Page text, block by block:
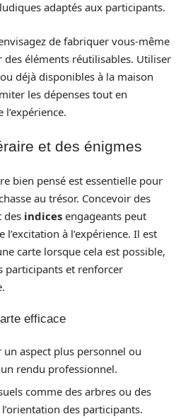
adaptés aux participants.
de fabriquer vous-même
des éléments réutilisables. Utiliser
déjà disponibles à la maison
les dépenses tout en
et des énigmes
bien pensé est essentielle pour
au trésor. Concevoir des
des indices engageants peut
à l’expérience. Il est
carte lorsque cela est possible,
participants et renforcer
efficace
aspect plus personnel ou
rendu professionnel.
comme des arbres ou des
des participants.